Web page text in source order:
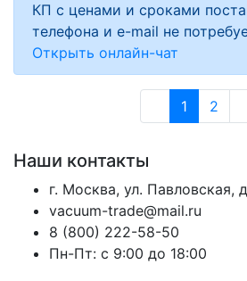
КП с ценами и сроками
телефона и e-mail не
Открыть онлайн-чат
1 2
Наши контакты
г. Москва, ул. Павловская,
vacuum-trade@mail.ru
8 (800) 222-58-50
Пн-Пт: с 9:00 до 18:00